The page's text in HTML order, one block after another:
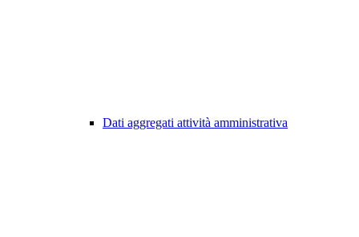
Dati aggregati attività amministrativa